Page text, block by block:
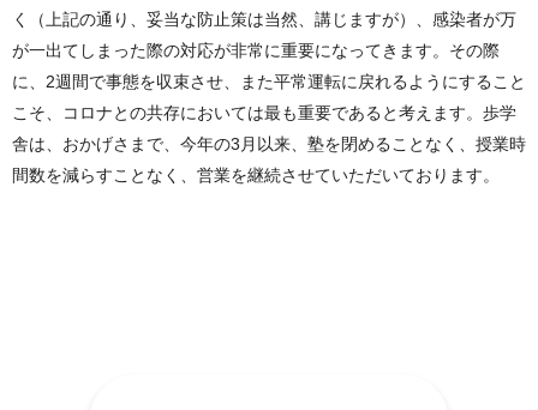
く（上記の通り、妥当な防止策は当然、講じますが）、感染者が万
が一出てしまった際の対応が非常に重要になってきます。その際
に、2週間で事態を収束させ、また平常運転に戻れるようにすること
こそ、コロナとの共存においては最も重要であると考えます。歩学
舎は、おかげさまで、今年の3月以来、塾を閉めることなく、授業時
間数を減らすことなく、営業を継続させていただいております。